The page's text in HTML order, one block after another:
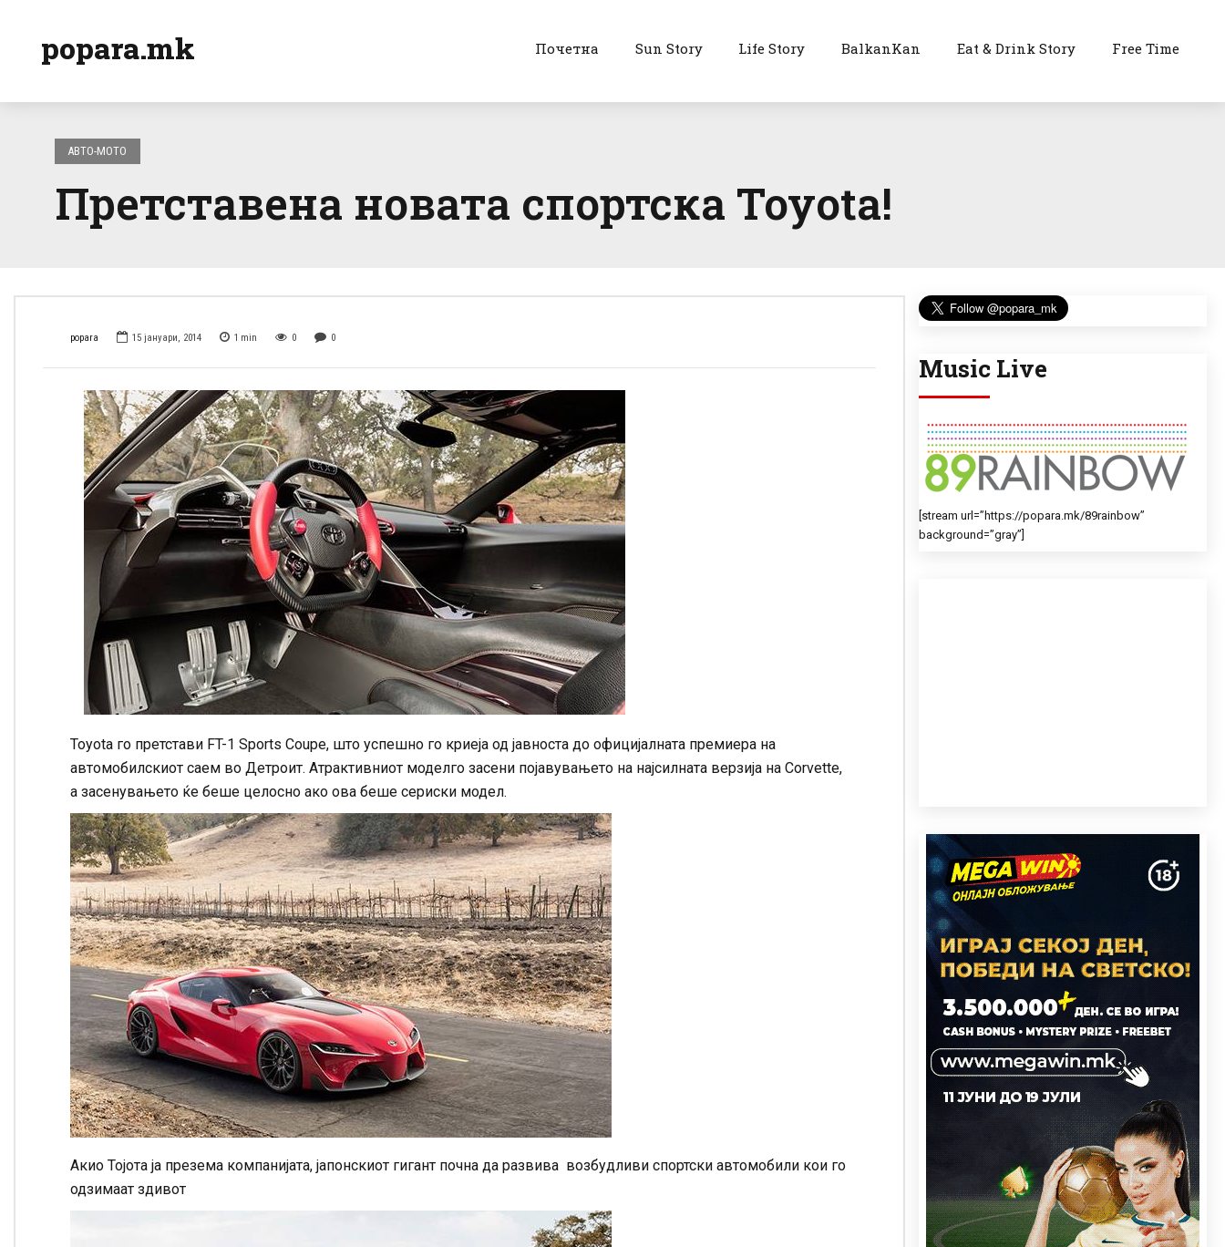
popara.mk Почетна Sun Story Life Story BalkanKan Eat & Drink Story Free Time
АВТО-МОТО
Претставена новата спортска Toyota!
popara 15 јануари, 2014 1 min 0 0
Toyota го претстави FT-1 Sports Coupe, што успешно го криеја од јавноста до официјалната премиера на
автомобилскиот саем во Детроит. Атрактивниот моделго засени појавувањето на најсилната верзија на Corvette,
а засенувањето ќе беше целосно ако ова беше сериски модел.
Акио Тојота ја презема компанијата, јапонскиот гигант почна да развива возбудливи спортски автомобили кои го
одзимаат здивот
Music Live
[stream url=”https://popara.mk/89rainbow”
background=”gray”]